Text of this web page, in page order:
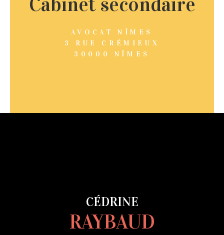
AVOCAT NÎMES
3 RUE CRÉMIEUX
30000 NÎMES
CÉDRINE
RAYBAUD